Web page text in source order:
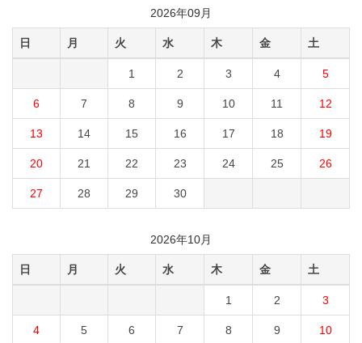
2026年09月
日 月 火 水 木 金 土
1 2 3 4 5
6 7 8 9 10 11 12
13 14 15 16 17 18 19
20 21 22 23 24 25 26
27 28 29 30
2026年10月
日 月 火 水 木 金 土
1 2 3
4 5 6 7 8 9 10